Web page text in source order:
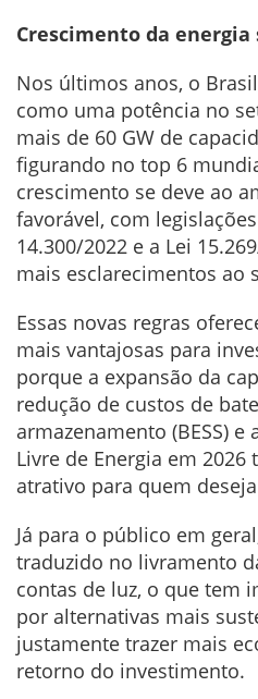
Crescimento da
Nos últimos anos, o
como uma potência no
mais de 60 GW de
figurando no top 6
crescimento se deve ao
favorável, com
14.300/2022 e a Lei
mais esclarecimentos ao
Essas novas regras
mais vantajosas para
porque a expansão da
redução de custos de
armazenamento (BESS)
Livre de Energia em
atrativo para quem
Já para o público em
traduzido no livramento
contas de luz, o que tem
por alternativas mais
justamente trazer mais
retorno do investimento.